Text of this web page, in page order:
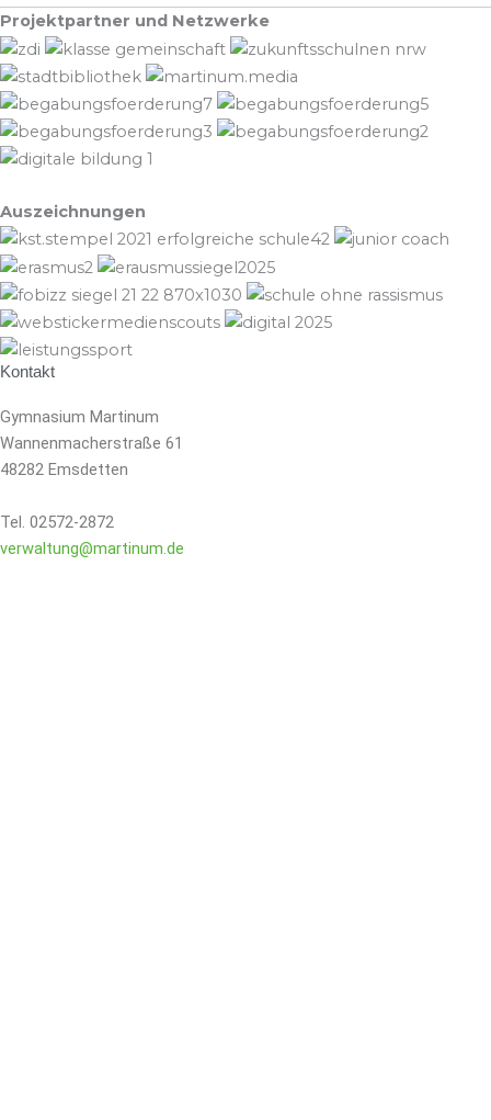
Projektpartner und Netzwerke
Auszeichnungen
Kontakt
Gymnasium Martinum
Wannenmacherstraße 61
48282 Emsdetten
Tel. 02572-2872
verwaltung@martinum.de